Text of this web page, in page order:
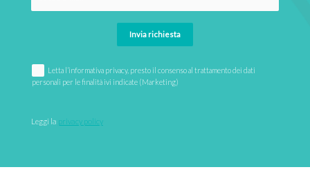
Invia richiesta
Letta l’informativa privacy, presto il consenso al trattamento dei dati
personali per le finalità ivi indicate (Marketing)
Leggi la privacy policy